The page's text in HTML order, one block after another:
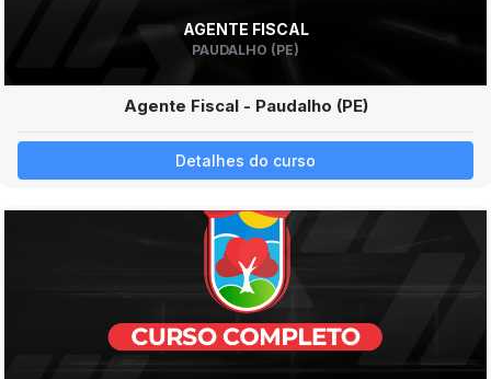
AGENTE FISCAL
PAUDALHO (PE)
Agente Fiscal - Paudalho (PE)
Detalhes do curso